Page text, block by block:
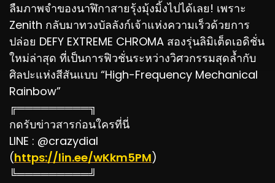
ลืมภาพจำของนาฬิกาสายรุ้งมุ้งมิ้งไปได้เลย! เพราะ
Zenith กลับมาทวงบัลลังก์เจ้าแห่งความเร็วด้วยการ
ปล่อย DEFY EXTREME CHROMA สองรุ่นลิมิเต็ดเอดิชั่น
ใหม่ล่าสุด ที่เป็นการฟิวชั่นระหว่างวิศวกรรมสุดล้ำกับ
ศิลปะแห่งสีสันแบบ “High-Frequency Mechanical
Rainbow”
╔═════════╗
กดรับข่าวสารก่อนใครที่นี่
LINE : @crazydial
(https://lin.ee/wKkm5PM)
╚═════════╝